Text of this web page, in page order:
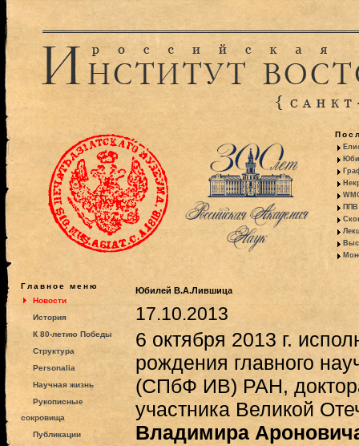
ППВ
Главное меню
Новости
История
К 80-летию Победы
Структура
Personalia
Научная жизнь
Рукописные
сокровища
Публикации
Юбилей В.А.Лившица
17.10.2013
6 октября 2013 г.
рождения главного
(СПбФ ИВ) РАН,
участника Великой
Владимира